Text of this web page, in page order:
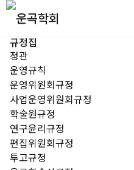
규정집
정관
운영규칙
운영위원회규정
사업운영위원회규정
학술원규정
연구윤리규정
편집위원회규정
투고규정